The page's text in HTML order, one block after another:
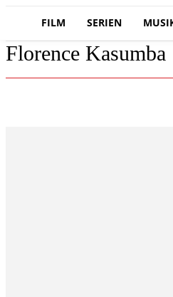
FILM SERIEN
Florence Kasumba